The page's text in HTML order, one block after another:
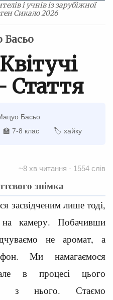
і учнів із зарубіжної
Сикало 2026
Стаття
Басьо
🏫 7-8 клас 🏷 хайку
~8 хв читання · 1554 слів
знімка
засвідченим лише тоді,
на камеру. Побачивши
не аромат, а
Ми намагаємося
в процесі цього
з нього. Стаємо